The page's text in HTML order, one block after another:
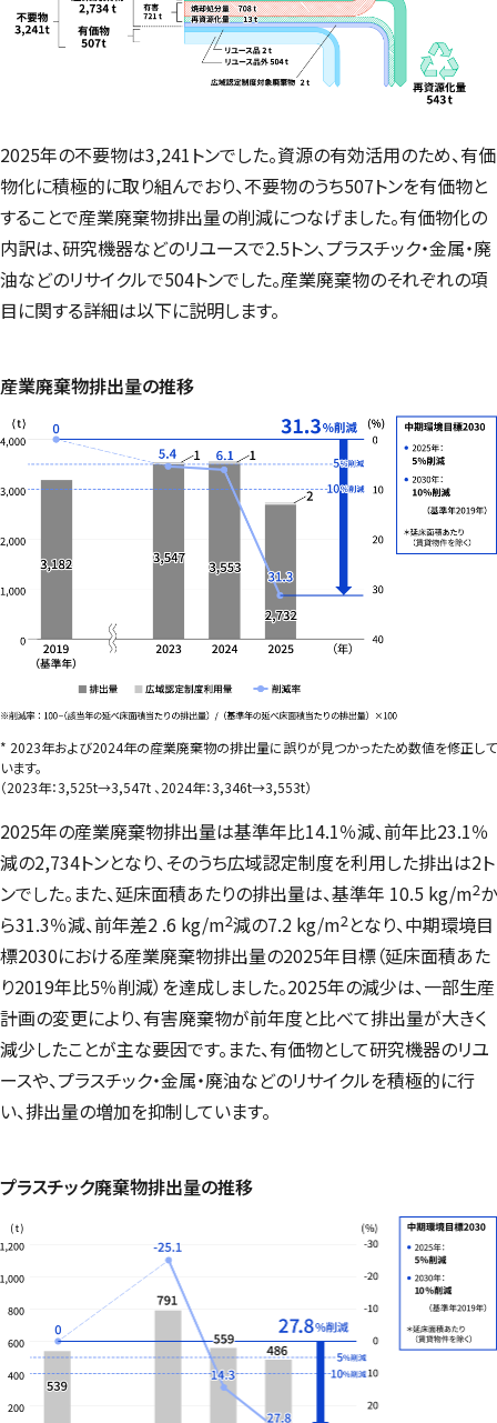
2025年の不要物は3,241トンでした。資源の有効活用のため、有価
物化に積極的に取り組んでおり、不要物のうち507トンを有価物と
することで産業廃棄物排出量の削減につなげました。有価物化の
内訳は、研究機器などのリユースで2.5トン、プラスチック・金属・廃
油などのリサイクルで504トンでした。産業廃棄物のそれぞれの項
目に関する詳細は以下に説明します。
産業廃棄物排出量の推移
* 2023年および2024年の産業廃棄物の排出量に誤りが見つかったため数値を修正して
います。
（2023年：3,525t→3,547t 、2024年：3,346t→3,553t）
2025年の産業廃棄物排出量は基準年比14.1％減、前年比23.1％
減の2,734トンとなり、そのうち広域認定制度を利用した排出は2ト
ンでした。また、延床面積あたりの排出量は、基準年 10.5 kg/m2か
ら31.3％減、前年差2 .6 kg/m2減の7.2 kg/m2となり、中期環境目
標2030における産業廃棄物排出量の2025年目標（延床面積あた
り2019年比5％削減）を達成しました。2025年の減少は、一部生産
計画の変更により、有害廃棄物が前年度と比べて排出量が大きく
減少したことが主な要因です。また、有価物として研究機器のリユ
ースや、プラスチック・金属・廃油などのリサイクルを積極的に行
い、排出量の増加を抑制しています。
プラスチック廃棄物排出量の推移